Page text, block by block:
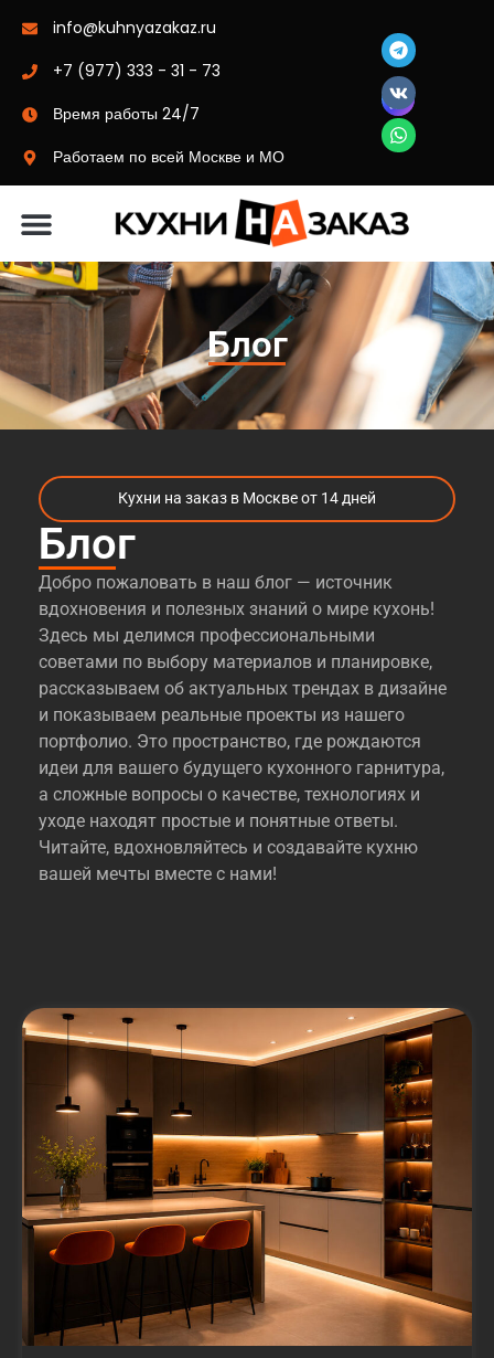
info@kuhnyazakaz.ru
+7 (977) 333 - 31 - 73
Время работы 24/7
Работаем по всей Москве и МО
Блог
Кухни на заказ в Москве от 14 дней
Блог
Добро пожаловать в наш блог — источник
вдохновения и полезных знаний о мире кухонь!
Здесь мы делимся профессиональными
советами по выбору материалов и планировке,
рассказываем об актуальных трендах в дизайне
и показываем реальные проекты из нашего
портфолио. Это пространство, где рождаются
идеи для вашего будущего кухонного гарнитура,
а сложные вопросы о качестве, технологиях и
уходе находят простые и понятные ответы.
Читайте, вдохновляйтесь и создавайте кухню
вашей мечты вместе с нами!